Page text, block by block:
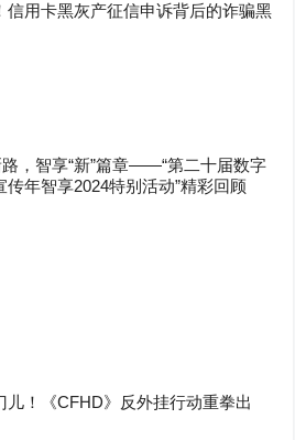
信用卡黑灰产征信申诉背后的诈骗黑
路，智享“新”篇章——“第二十届数字
传年智享2024特别活动”精彩回顾
儿！《CFHD》反外挂行动重拳出